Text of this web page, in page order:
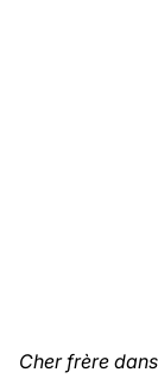
Cher frère